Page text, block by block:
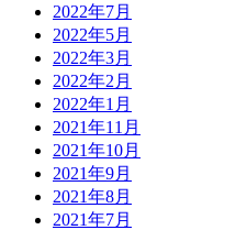
2022年7月
2022年5月
2022年3月
2022年2月
2022年1月
2021年11月
2021年10月
2021年9月
2021年8月
2021年7月